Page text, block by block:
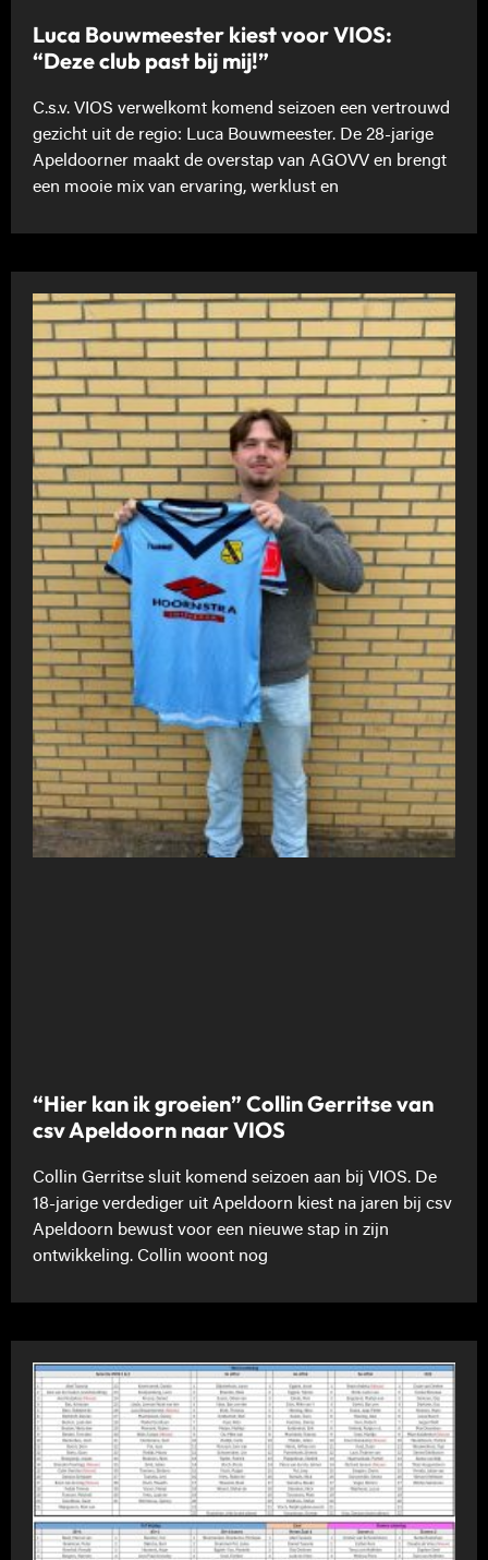
Luca Bouwmeester kiest voor VIOS:
“Deze club past bij mij!”
C.s.v. VIOS verwelkomt komend seizoen een vertrouwd
gezicht uit de regio: Luca Bouwmeester. De 28-jarige
Apeldoorner maakt de overstap van AGOVV en brengt
een mooie mix van ervaring, werklust en
“Hier kan ik groeien” Collin Gerritse van
csv Apeldoorn naar VIOS
Collin Gerritse sluit komend seizoen aan bij VIOS. De
18-jarige verdediger uit Apeldoorn kiest na jaren bij csv
Apeldoorn bewust voor een nieuwe stap in zijn
ontwikkeling. Collin woont nog